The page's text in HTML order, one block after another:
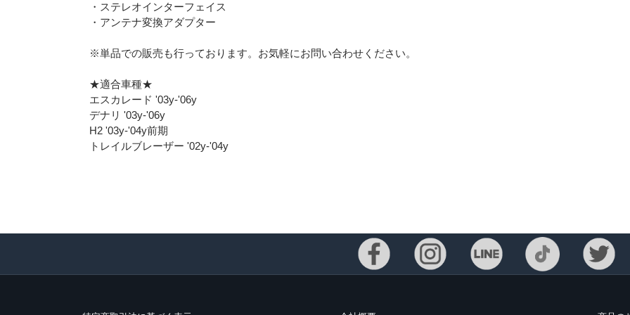
・ステレオインターフェイス
・アンテナ変換アダプター
※単品での販売も行っております。お気軽にお問い合わせください。
★適合車種★
エスカレード '03y-'06y
デナリ '03y-'06y
H2 '03y-'04y前期
トレイルブレーザー '02y-'04y
Eメー
プライバ